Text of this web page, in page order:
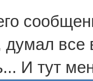
думал
И тут